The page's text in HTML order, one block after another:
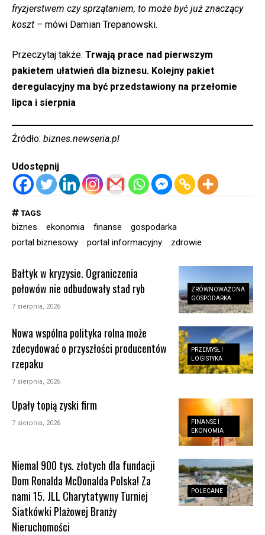
fryzjerstwem czy sprzątaniem, to może być już znaczący
koszt – mówi Damian Trepanowski.
Przeczytaj także: Trwają prace nad pierwszym
pakietem ułatwień dla biznesu. Kolejny pakiet
deregulacyjny ma być przedstawiony na przełomie
lipca i sierpnia
Źródło: biznes.newseria.pl
Udostępnij
TAGS
biznes ekonomia finanse
gospodarka
portal biznesowy
portal informacyjny zdrowie
ZRÓWNOWAŻONA
GOSPODARKA
Bałtyk w kryzysie. Ograniczenia
połowów nie odbudowały stad ryb
7 sierpnia, 2026
PRZEMYSŁ I
LOGISTYKA
Nowa wspólna polityka rolna może
zdecydować o przyszłości producentów
rzepaku
7 sierpnia, 2026
FINANSE I
EKONOMIA
Upały topią zyski firm
7 sierpnia, 2026
POLECANE
Niemal 900 tys. złotych dla fundacji
Dom Ronalda McDonalda Polska! Za
nami 15. JLL Charytatywny Turniej
Siatkówki Plażowej Branży
Nieruchomości